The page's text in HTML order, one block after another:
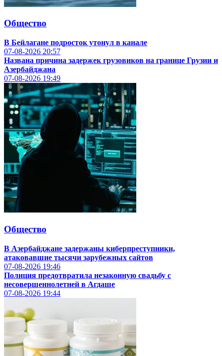
Общество
В Бейлагане подросток утонул в канале
07-08-2026 20:57
Названа причина задержек грузовиков на границе Грузии и
Азербайджана
07-08-2026 19:49
Общество
В Азербайджане задержаны киберпреступники,
атаковавшие тысячи зарубежных сайтов
07-08-2026 19:46
Полиция предотвратила незаконную свадьбу с
несовершеннолетней в Агдаше
07-08-2026 19:44